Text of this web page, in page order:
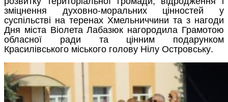
зміцнення духовно-моральних цінностей у
суспільстві на теренах Хмельниччини та з нагоди
Дня міста Віолета Лабазюк нагородила Грамотою
обласної ради та цінним подарунком
Красилівського міського голову Нілу Островську.